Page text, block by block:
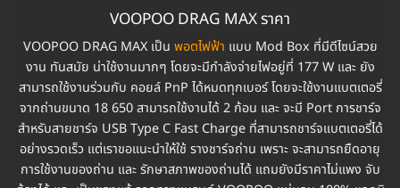
VOOPOO DRAG MAX ราคา
VOOPOO DRAG MAX เป็น พอตไฟฟ้า แบบ Mod Box ที่มีดีไซน์สวย
งาน ทันสมัย น่าใช้งานมากๆ โดยจะมีกำลังจ่ายไฟอยู่ที่ 177 W และ ยัง
สามารถใช้งานร่วมกับ คอยล์ PnP ได้หมดทุกเบอร์ โดยจะใช้งานแบตเตอรี่
จากถ่านขนาด 18 650 สามารถใช้งานได้ 2 ก้อน และ จะมี Port การชาร์จ
สำหรับสายชาร์จ USB Type C Fast Charge ที่สามารถชาร์จแบตเตอรี่ได้
อย่างรวดเร็ว แต่เราขอแนะนำให้ใช้ รางชาร์จถ่าน เพราะ จะสามารถยืดอายุ
การใช้งานของถ่าน และ รักษาสภาพของถ่านได้ แถมยังมีราคาไม่แพง จับ